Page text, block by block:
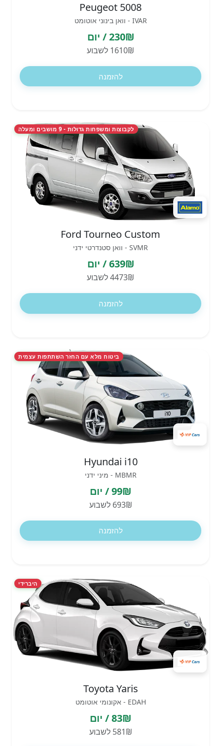
Peugeot 5008
IVAR - וואן בינוני אוטומט
230₪ / יום
1610₪ לשבוע
להזמנה
לקבוצות ומשפחות גדולות - 9 מושבים ומעלה
Ford Tourneo Custom
SVMR - וואן סטנדרטי ידני
639₪ / יום
4473₪ לשבוע
להזמנה
ביטוח מלא עם החזר השתתפות עצמית
Hyundai i10
MBMR - מיני ידני
99₪ / יום
693₪ לשבוע
להזמנה
היברידי
Toyota Yaris
EDAH - אקונומי אוטומט
83₪ / יום
581₪ לשבוע